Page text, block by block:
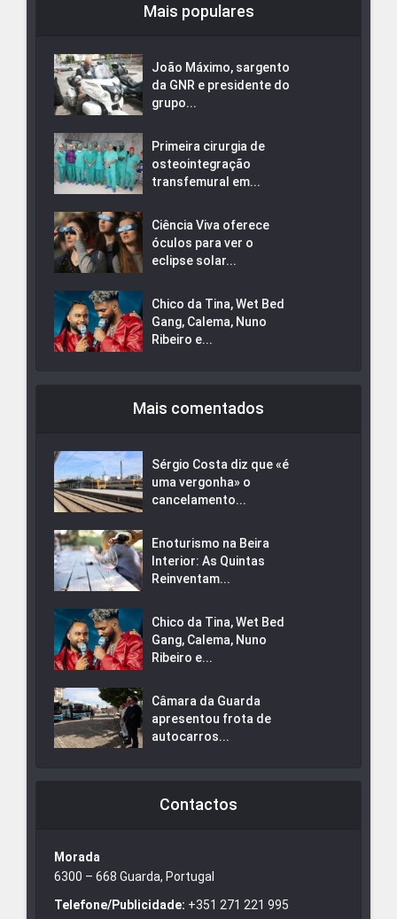
Mais populares
João Máximo, sargento
da GNR e presidente do
grupo...
Primeira cirurgia de
osteointegração
transfemural em...
Ciência Viva oferece
óculos para ver o
eclipse solar...
Chico da Tina, Wet Bed
Gang, Calema, Nuno
Ribeiro e...
Mais comentados
Sérgio Costa diz que «é
uma vergonha» o
cancelamento...
Enoturismo na Beira
Interior: As Quintas
Reinventam...
Chico da Tina, Wet Bed
Gang, Calema, Nuno
Ribeiro e...
Câmara da Guarda
apresentou frota de
autocarros...
Contactos
Morada
6300 – 668 Guarda, Portugal
Telefone/Publicidade: +351 271 221 995